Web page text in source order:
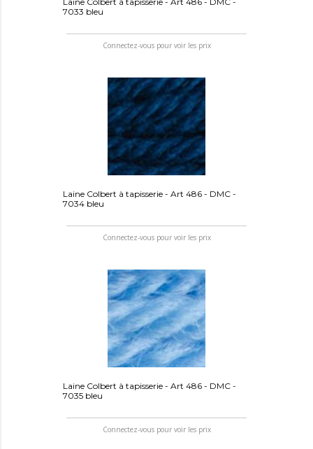
7033 bleu
Connectez-vous pour voir les prix
Laine Colbert à tapisserie - Art 486 - DMC -
7034 bleu
Connectez-vous pour voir les prix
Laine Colbert à tapisserie - Art 486 - DMC -
7035 bleu
Connectez-vous pour voir les prix